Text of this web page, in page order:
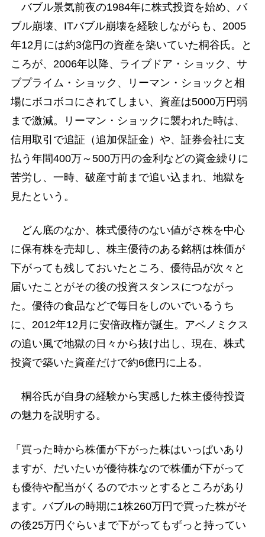
バブル景気前夜の1984年に株式投資を始め、バ
ブル崩壊、ITバブル崩壊を経験しながらも、2005
年12月には約3億円の資産を築いていた桐谷氏。と
ころが、2006年以降、ライブドア・ショック、サ
ブプライム・ショック、リーマン・ショックと相
場にボコボコにされてしまい、資産は5000万円弱
まで激減。リーマン・ショックに襲われた時は、
信用取引で追証（追加保証金）や、証券会社に支
払う年間400万～500万円の金利などの資金繰りに
苦労し、一時、破産寸前まで追い込まれ、地獄を
見たという。
どん底のなか、株式優待のない値がさ株を中心
に保有株を売却し、株主優待のある銘柄は株価が
下がっても残しておいたところ、優待品が次々と
届いたことがその後の投資スタンスにつながっ
た。優待の食品などで毎日をしのいでいるうち
に、2012年12月に安倍政権が誕生。アベノミクス
の追い風で地獄の日々から抜け出し、現在、株式
投資で築いた資産だけで約6億円に上る。
桐谷氏が自身の経験から実感した株主優待投資
の魅力を説明する。
「買った時から株価が下がった株はいっぱいあり
ますが、だいたいが優待株なので株価が下がって
も優待や配当がくるのでホッとするところがあり
ます。バブルの時期に1株260万円で買った株がそ
の後25万円ぐらいまで下がってもずっと持ってい